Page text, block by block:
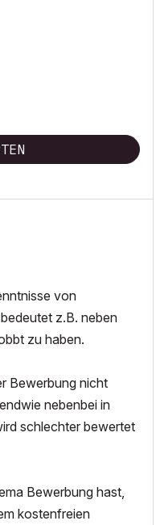
von
z.B. neben
zu haben.
Bewerbung nicht
nebenbei in
schlechter bewertet
Bewerbung hast,
kostenfreien